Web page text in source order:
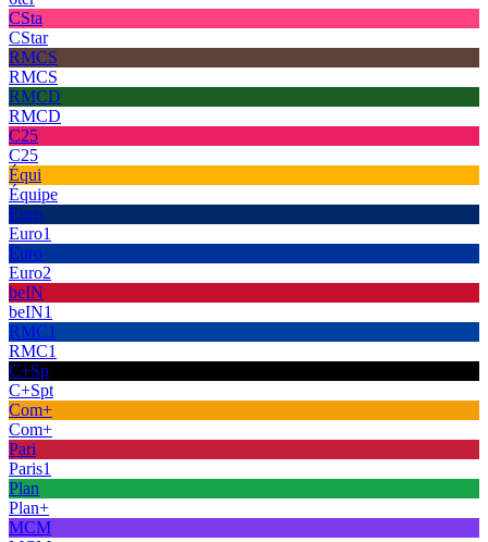
CSta
CStar
RMCS
RMCS
RMCD
RMCD
C25
C25
Équi
Équipe
Euro
Euro1
Euro
Euro2
beIN
beIN1
RMC1
RMC1
C+Sp
C+Spt
Com+
Com+
Pari
Paris1
Plan
Plan+
MCM